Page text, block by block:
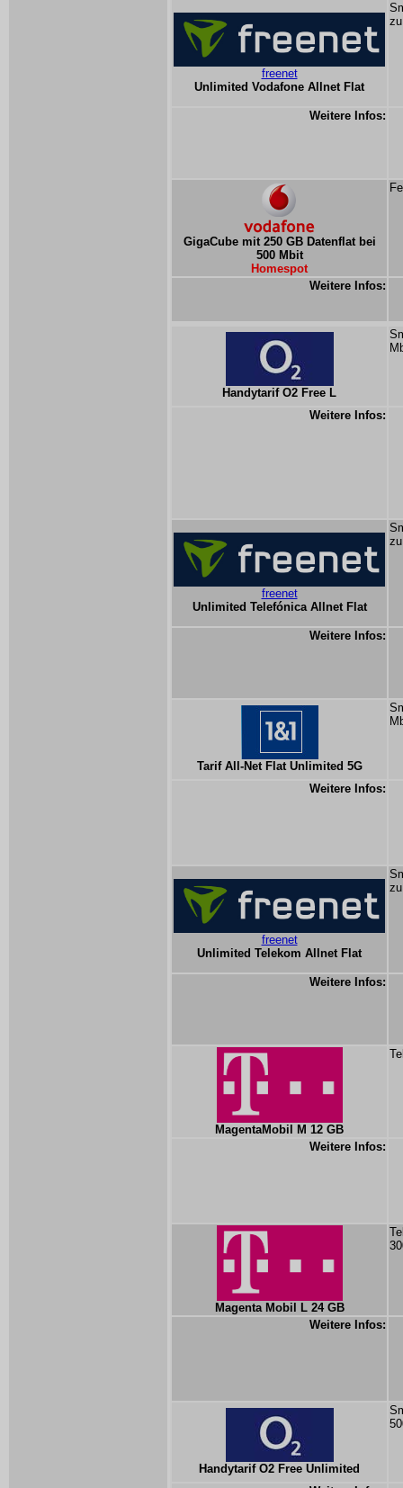
freenet
Unlimited Vodafone Allnet Flat
Weitere Infos:
GigaCube mit 250 GB Datenflat bei
500 Mbit
Homespot
Weitere Infos:
Handytarif O2 Free L
Weitere Infos:
freenet
Unlimited Telefónica Allnet Flat
Weitere Infos:
Tarif All-Net Flat Unlimited 5G
Weitere Infos:
freenet
Unlimited Telekom Allnet Flat
Weitere Infos:
MagentaMobil M 12 GB
Weitere Infos:
Magenta Mobil L 24 GB
Weitere Infos:
Handytarif O2 Free Unlimited